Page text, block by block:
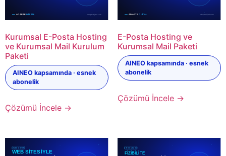
Kurumsal E-Posta Hosting
ve Kurumsal Mail Kurulum
Paketi
AINEO kapsamında · esnek
abonelik
Çözümü İncele →
E-Posta Hosting ve
Kurumsal Mail Paketi
AINEO kapsamında · esnek
abonelik
Çözümü İncele →